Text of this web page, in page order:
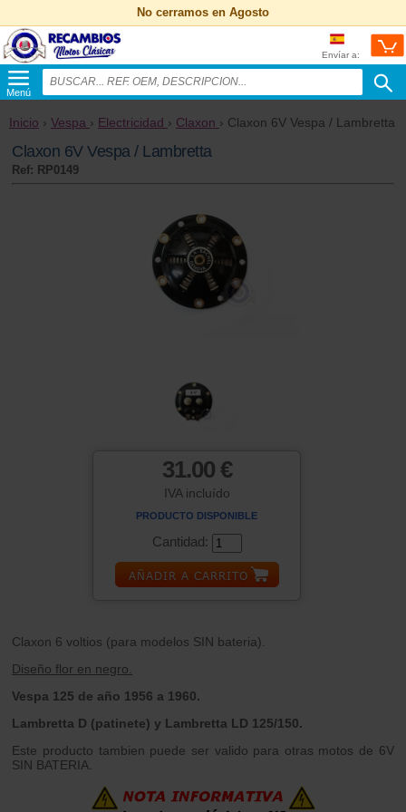
No cerramos en Agosto
Envíar a:
Menú
Inicio › Vespa › Electricidad › Claxon › Claxon 6V Vespa / Lambretta
Claxon 6V Vespa / Lambretta
Ref: RP0149
31.00 €
IVA incluído
PRODUCTO DISPONIBLE
Cantidad:
Claxon 6 voltios (para modelos SIN bateria).
Diseño flor en negro.
Vespa 125 de año 1956 a 1960.
Lambretta D (patinete) y Lambretta LD 125/150.
Este producto tambien puede ser valido para otras motos de 6V
SIN BATERIA.